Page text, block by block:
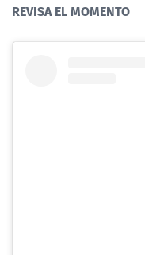
REVISA EL MOMENTO